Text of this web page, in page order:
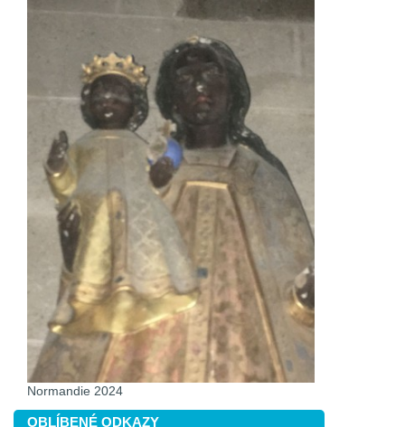
Normandie 2024
OBLÍBENÉ ODKAZY